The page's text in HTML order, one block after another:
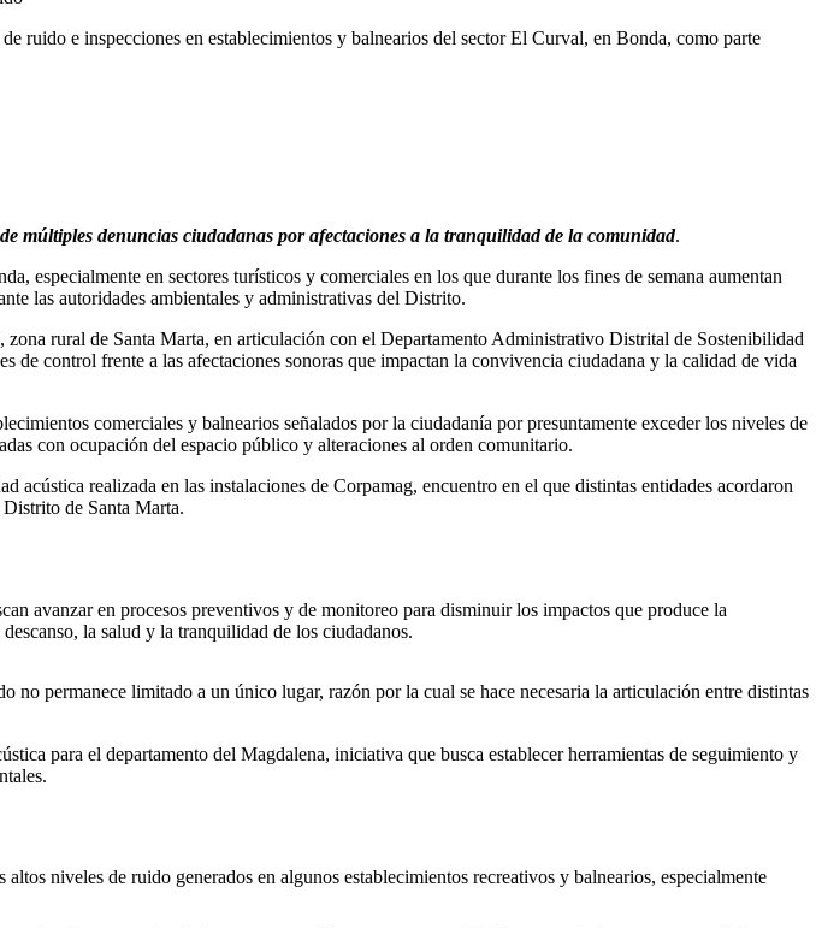
e inspecciones en establecimientos y balnearios del sector El Curval, en Bonda, como parte
múltiples denuncias ciudadanas por afectaciones a la tranquilidad de la comunidad.
especialmente en sectores turísticos y comerciales en los que durante los fines de semana aumentan
las autoridades ambientales y administrativas del Distrito.
rural de Santa Marta, en articulación con el Departamento Administrativo Distrital de Sostenibilidad
control frente a las afectaciones sonoras que impactan la convivencia ciudadana y la calidad de vida
comerciales y balnearios señalados por la ciudadanía por presuntamente exceder los niveles de
con ocupación del espacio público y alteraciones al orden comunitario.
realizada en las instalaciones de Corpamag, encuentro en el que distintas entidades acordaron
de Santa Marta.
avanzar en procesos preventivos y de monitoreo para disminuir los impactos que produce la
la salud y la tranquilidad de los ciudadanos.
permanece limitado a un único lugar, razón por la cual se hace necesaria la articulación entre distintas
para el departamento del Magdalena, iniciativa que busca establecer herramientas de seguimiento y
niveles de ruido generados en algunos establecimientos recreativos y balnearios, especialmente